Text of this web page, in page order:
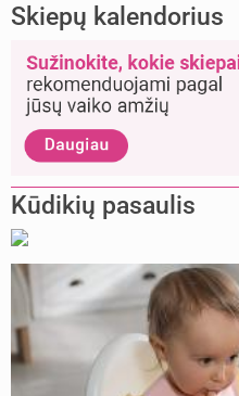
Skiepų kalendorius
Kūdikių pasaulis